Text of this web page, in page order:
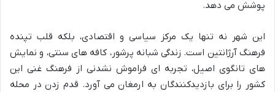
پوشش می دهد.
این شهر نه تنها یک مرکز سیاسی و اقتصادی، بلکه قلب تپنده
فرهنگ آرژانتین است. زندگی شبانه پرشور، کافه های سنتی، و نمایش
های تانگوی اصیل، تجربه ای فراموش نشدنی از فرهنگ غنی این
کشور را برای بازدیدکنندگان به ارمغان می آورد. قدم زدن در محله